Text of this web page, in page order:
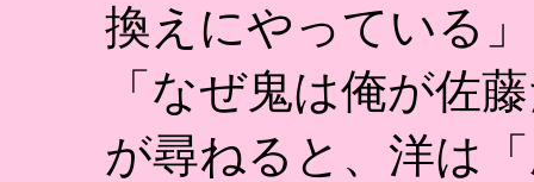
換えにやっている
「なぜ鬼は俺が佐
が尋ねると、洋は